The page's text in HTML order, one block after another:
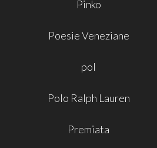
Pinko
Poesie Veneziane
pol
Polo Ralph Lauren
Premiata